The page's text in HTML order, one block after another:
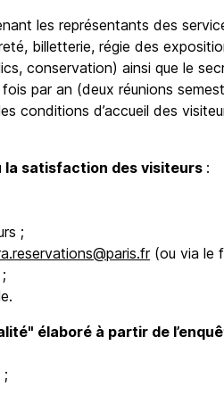
les représentants des
billetterie, régie des
conservation) ainsi que le
par an (deux réunions
conditions d’accueil des
la satisfaction des visiteurs :
;
(ou via le
élaboré à partir de
;